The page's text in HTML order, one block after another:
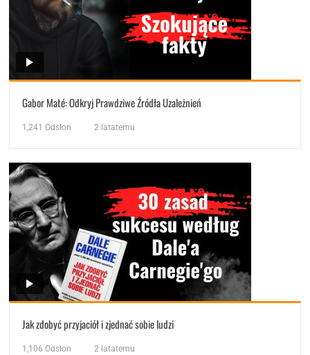
Gabor Maté: Odkryj Prawdziwe Źródła Uzależnień
1,241 Odsłon 2 latatemu
Jak zdobyć przyjaciół i zjednać sobie ludzi
1,106 Odsłon 2 latatemu